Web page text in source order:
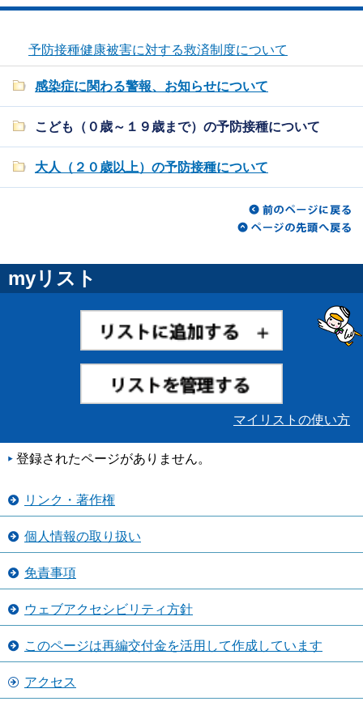
予防接種健康被害に対する救済制度について
感染症に関わる警報、お知らせについて
こども（０歳～１９歳まで）の予防接種について
大人（２０歳以上）の予防接種について
myリスト
マイリストの使い方
登録されたページがありません。
リンク・著作権
個人情報の取り扱い
免責事項
ウェブアクセシビリティ方針
このページは再編交付金を活用して作成しています
アクセス